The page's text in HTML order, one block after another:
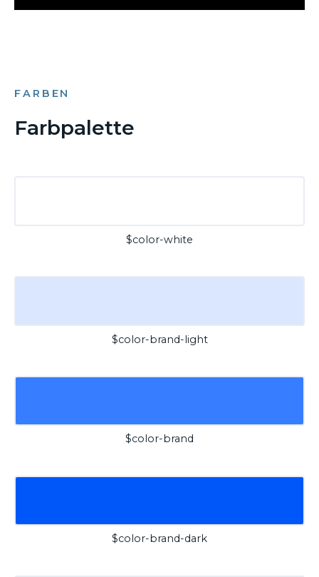
FARBEN
Farbpalette
$color-white
$color-brand-light
$color-brand
$color-brand-dark